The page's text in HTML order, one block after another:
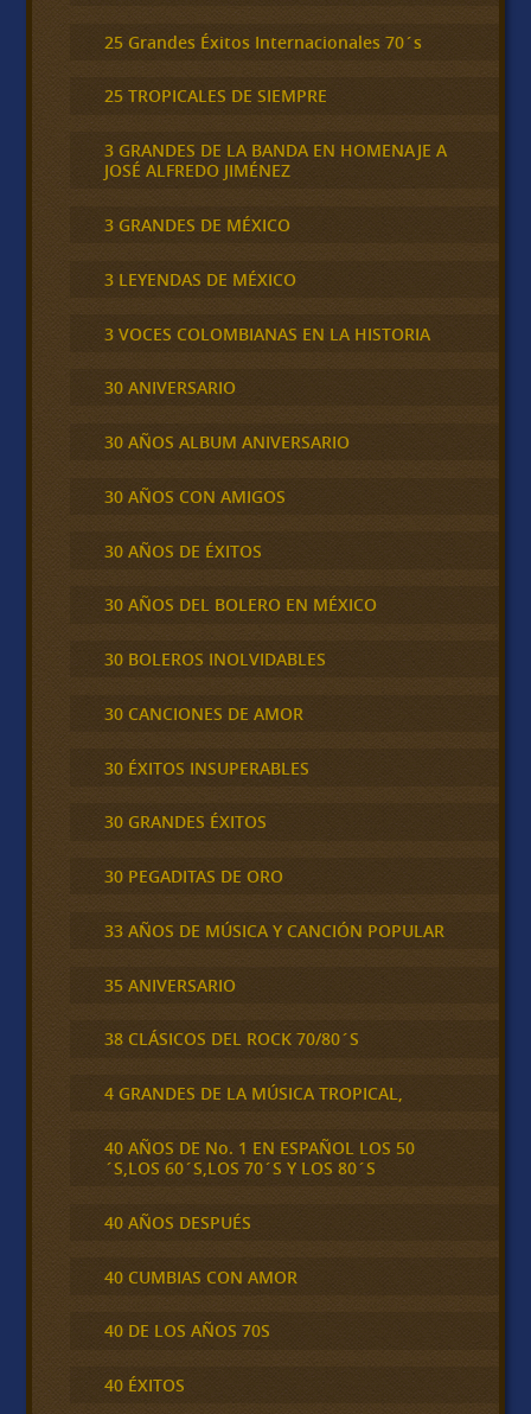
25 Grandes Éxitos Internacionales 70´s
25 TROPICALES DE SIEMPRE
3 GRANDES DE LA BANDA EN HOMENAJE A
JOSÉ ALFREDO JIMÉNEZ
3 GRANDES DE MÉXICO
3 LEYENDAS DE MÉXICO
3 VOCES COLOMBIANAS EN LA HISTORIA
30 ANIVERSARIO
30 AÑOS ALBUM ANIVERSARIO
30 AÑOS CON AMIGOS
30 AÑOS DE ÉXITOS
30 AÑOS DEL BOLERO EN MÉXICO
30 BOLEROS INOLVIDABLES
30 CANCIONES DE AMOR
30 ÉXITOS INSUPERABLES
30 GRANDES ÉXITOS
30 PEGADITAS DE ORO
33 AÑOS DE MÚSICA Y CANCIÓN POPULAR
35 ANIVERSARIO
38 CLÁSICOS DEL ROCK 70/80´S
4 GRANDES DE LA MÚSICA TROPICAL,
40 AÑOS DE No. 1 EN ESPAÑOL LOS 50
´S,LOS 60´S,LOS 70´S Y LOS 80´S
40 AÑOS DESPUÉS
40 CUMBIAS CON AMOR
40 DE LOS AÑOS 70S
40 ÉXITOS